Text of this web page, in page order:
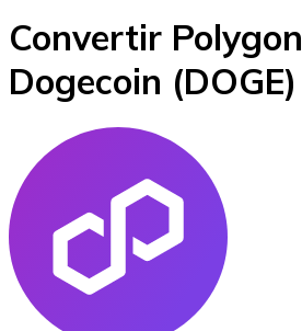
Bitcoin
BTC
Convertir Polygon
Dogecoin (DOGE)